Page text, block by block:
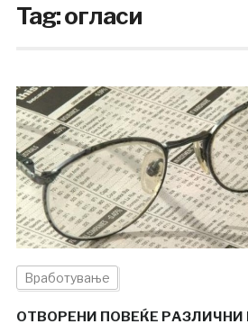
Tag:огласи
Вработување
ОТВОРЕНИ ПОВЕЌЕ РАЗЛИЧНИ